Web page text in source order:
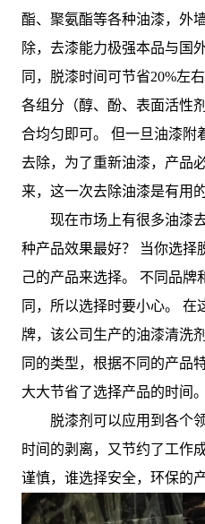
酯、聚氨酯等各种油漆，外
除，去漆能力极强本品与国
同，脱漆时间可节省20%左右
各组分（醇、酚、表面活性
合均匀即可。 但一旦油漆附
去除，为了重新油漆，产品
来，这一次去除油漆是有用的
现在市场上有很多油漆
种产品效果最好？ 当你选择
己的产品来选择。 不同品牌
同，所以选择时要小心。 在
牌，该公司生产的油漆清洗
同的类型，根据不同的产品
大大节省了选择产品的时间。
脱漆剂可以应用到各个
时间的剥离，又节约了工作
谨慎，谁选择安全，环保的产